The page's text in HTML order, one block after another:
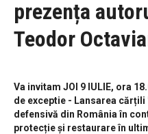
prezența
Teodor
Va invitam JOI 9 IULIE, ora
de exceptie - Lansarea
defensivă din România în
protecție și restaurare în